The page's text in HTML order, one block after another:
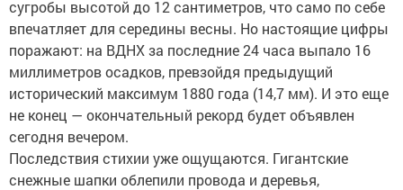
сугробы высотой до 12 сантиметров, что само по себе
впечатляет для середины весны. Но настоящие цифры
поражают: на ВДНХ за последние 24 часа выпало 16
миллиметров осадков, превзойдя предыдущий
исторический максимум 1880 года (14,7 мм). И это еще
не конец — окончательный рекорд будет объявлен
сегодня вечером.
Последствия стихии уже ощущаются. Гигантские
снежные шапки облепили провода и деревья,